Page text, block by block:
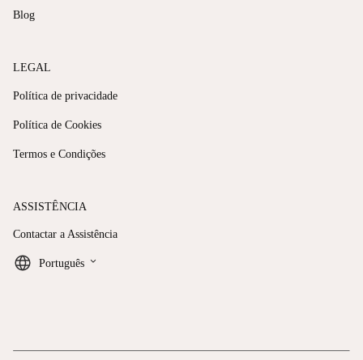
Blog
LEGAL
Política de privacidade
Política de Cookies
Termos e Condições
ASSISTÊNCIA
Contactar a Assistência
Português keyboard_arrow_down